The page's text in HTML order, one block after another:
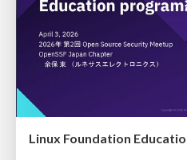
Linux Foundation